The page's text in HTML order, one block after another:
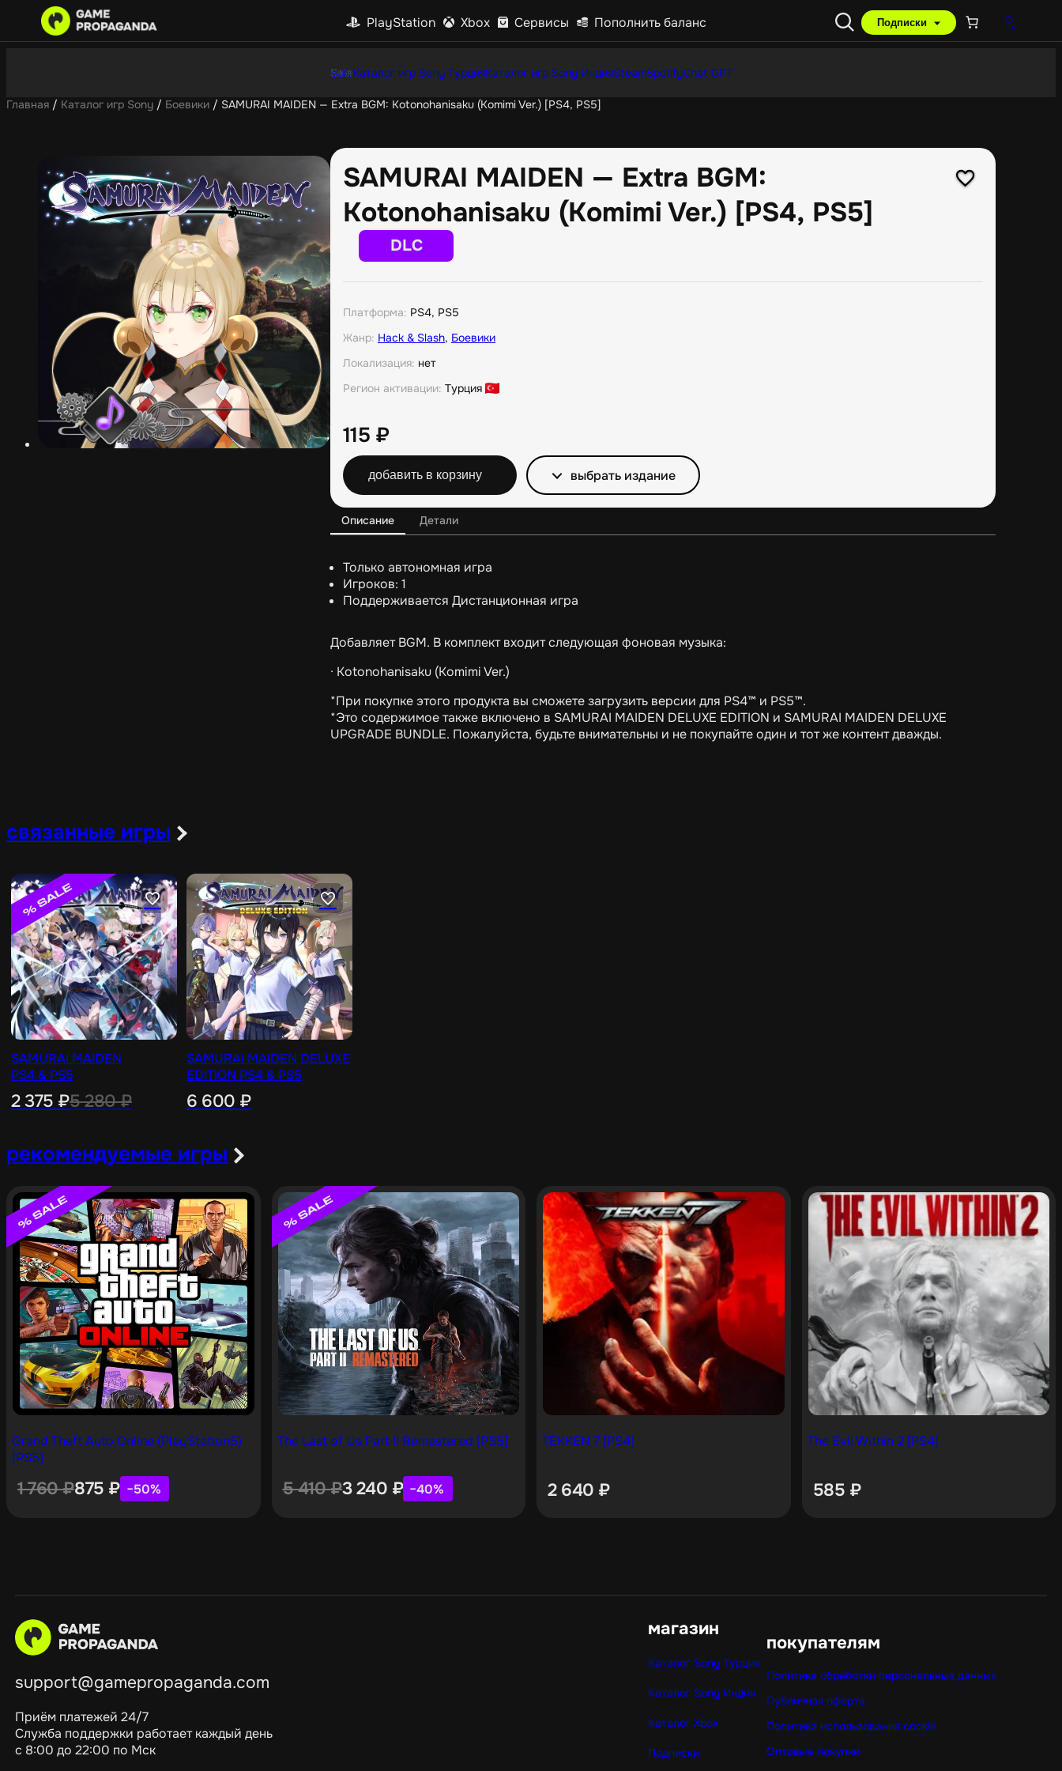
PlayStation Xbox Сервисы Пополнить баланс Подписки
SaleКаталог игр Sony ТурцияКаталог игр Sony ИндияSteamSpotifyChat GPT
Главная / Каталог игр Sony / Боевики / SAMURAI MAIDEN — Extra BGM: Kotonohanisaku (Komimi Ver.) [PS4, PS5]
SAMURAI MAIDEN — Extra BGM:
Kotonohanisaku (Komimi Ver.) [PS4, PS5]
DLC
Платформа: PS4, PS5
Жанр: Hack & Slash, Боевики
Локализация: нет
Регион активации: Турция
115 ₽
добавить в корзину выбрать издание
Описание Детали
Только автономная игра
Игроков: 1
Поддерживается Дистанционная игра
Добавляет BGM. В комплект входит следующая фоновая музыка:
· Kotonohanisaku (Komimi Ver.)
*При покупке этого продукта вы сможете загрузить версии для PS4™ и PS5™.
*Это содержимое также включено в SAMURAI MAIDEN DELUXE EDITION и SAMURAI MAIDEN DELUXE
UPGRADE BUNDLE. Пожалуйста, будьте внимательны и не покупайте один и тот же контент дважды.
связанные игры
SAMURAI MAIDEN
PS4 & PS5
2 375 ₽5 280₽
SAMURAI MAIDEN DELUXE
EDITION PS4 & PS5
6 600 ₽
рекомендуемые игры
Grand Theft Auto Online (PlayStation5)
[PS5]
1 760₽875 ₽ −50%
The Last of Us Part II Remastered [PS5]
5 410₽3 240 ₽ −40%
TEKKEN 7 [PS4]
2 640 ₽
The Evil Within 2 [PS4]
585 ₽
support@gamepropaganda.com
Приём платежей 24/7
Служба поддержки работает каждый день
с 8:00 до 22:00 по Мск
магазин
Каталог Sony Турция
Каталог Sony Индия
Каталог Xbox
Подписки
покупателям
Политика обработки персональных данных
Публичная оферта
Политика использования cookie
Оптовые покупки